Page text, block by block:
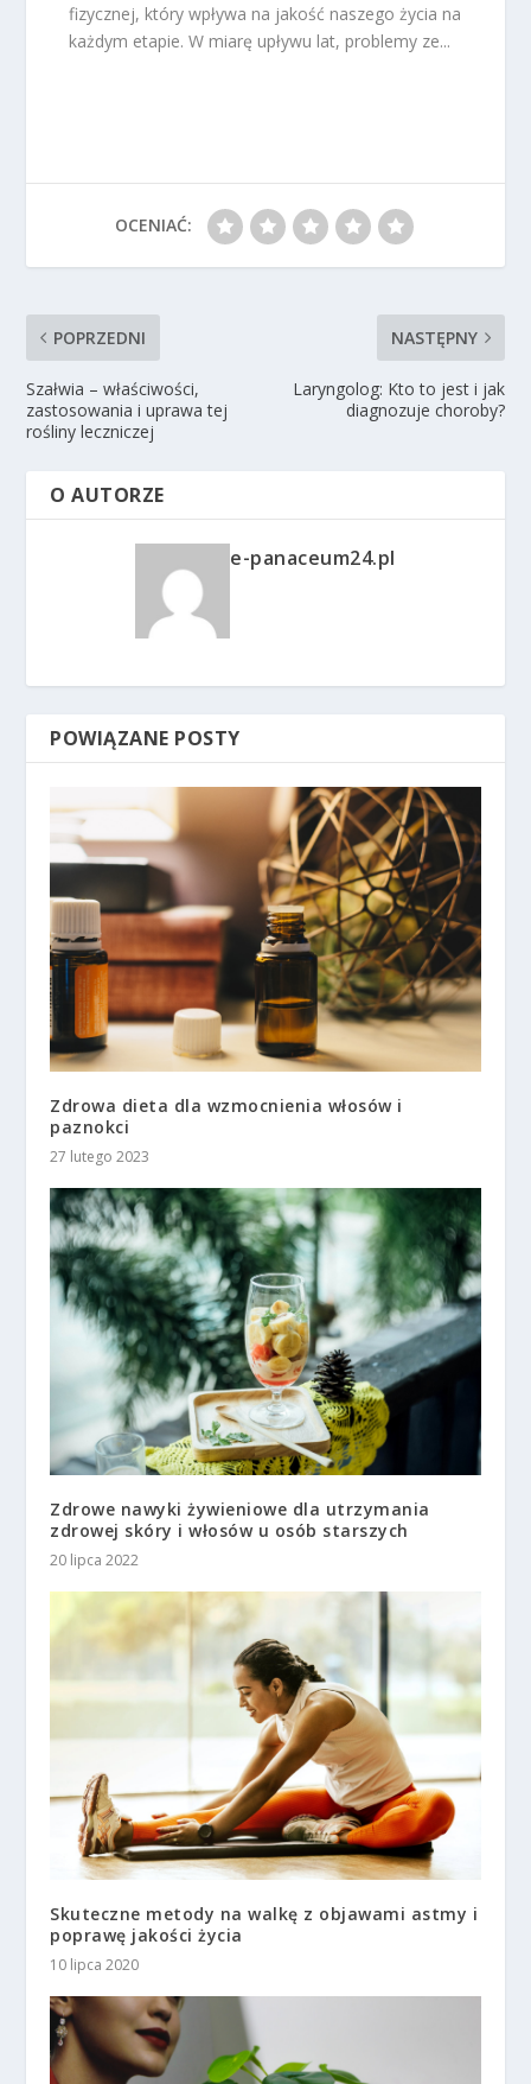
fizycznej, który wpływa na jakość naszego życia na
każdym etapie. W miarę upływu lat, problemy ze...
OCENIAĆ:
POPRZEDNI
Szałwia – właściwości,
zastosowania i uprawa tej
rośliny leczniczej
NASTĘPNY
Laryngolog: Kto to jest i jak
diagnozuje choroby?
O AUTORZE
e-panaceum24.pl
POWIĄZANE POSTY
Zdrowa dieta dla wzmocnienia włosów i
paznokci
27 lutego 2023
Zdrowe nawyki żywieniowe dla utrzymania
zdrowej skóry i włosów u osób starszych
20 lipca 2022
Skuteczne metody na walkę z objawami astmy i
poprawę jakości życia
10 lipca 2020